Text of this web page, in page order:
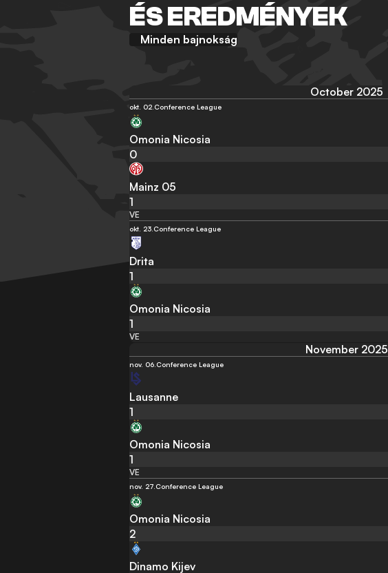
ÉS EREDMÉNYEK
Minden bajnokság
October 2025
okt. 02. Conference League
Omonia Nicosia
0
Mainz 05
1
VE
okt. 23. Conference League
Drita
1
Omonia Nicosia
1
VE
November 2025
nov. 06. Conference League
Lausanne
1
Omonia Nicosia
1
VE
nov. 27. Conference League
Omonia Nicosia
2
Dinamo Kijev